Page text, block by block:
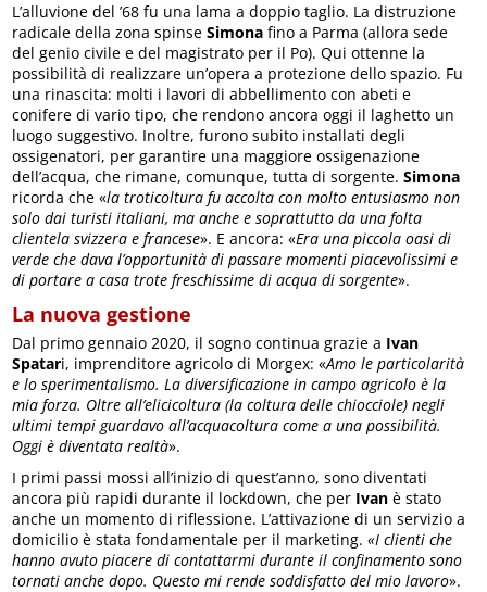
L’alluvione del ’68 fu una lama a doppio taglio. La distruzione
radicale della zona spinseSimona fino a Parma (allora sede
del genio civile e del magistrato per il Po). Qui ottenne la
possibilità di realizzare un’opera a protezione dello spazio. Fu
una rinascita: molti i lavori di abbellimento con abeti e
conifere di vario tipo, che rendono ancora oggi il laghetto un
luogo suggestivo. Inoltre, furono subito installati degli
ossigenatori, per garantire una maggiore ossigenazione
dell’acqua, che rimane, comunque, tutta di sorgente.Simona
ricorda che «la troticoltura fu accolta con molto entusiasmo non
solo dai turisti italiani, ma anche e soprattutto da una folta
clientela svizzera e francese». E ancora: «Era una piccola oasi di
verde che dava l’opportunità di passare momenti piacevolissimi e
di portare a casa trote freschissime di acqua di sorgente».
La nuova gestione
Dal primo gennaio 2020, il sogno continua grazie a Ivan
Spatari, imprenditore agricolo di Morgex: «Amo le particolarità
e lo sperimentalismo. La diversificazione in campo agricolo è la
mia forza. Oltre all’elicicoltura (la coltura delle chiocciole) negli
ultimi tempi guardavo all’acquacoltura come a una possibilità.
Oggi è diventata realtà».
I primi passi mossi all’inizio di quest’anno, sono diventati
ancora più rapidi durante il lockdown, che per Ivan è stato
anche un momento di riflessione. L’attivazione di un servizio a
domicilio è stata fondamentale per il marketing.«I clienti che
hanno avuto piacere di contattarmi durante il confinamento sono
tornati anche dopo. Questo mi rende soddisfatto del mio lavoro».